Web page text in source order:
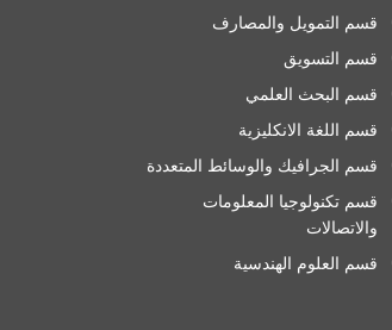
قسم التمويل والمصارف
قسم التسويق
قسم البحث العلمي
قسم اللغة الانكليزية
قسم الجرافيك والوسائط المتعددة
قسم تكنولوجيا المعلومات
والاتصالات
قسم العلوم الهندسية